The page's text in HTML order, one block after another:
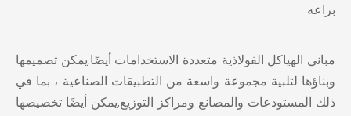
براعه
مباني الهياكل الفولاذية متعددة الاستخدامات أيضًا.يمكن تصميمها
وبناؤها لتلبية مجموعة واسعة من التطبيقات الصناعية ، بما في
ذلك المستودعات والمصانع ومراكز التوزيع.يمكن أيضًا تخصيصها